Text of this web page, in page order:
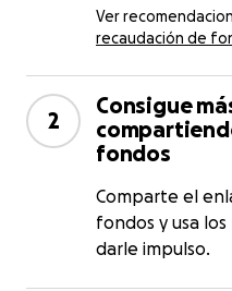
Ver
recaudación de
2
Consigue
fondos
Comparte el
fondos y usa
darle impulso.